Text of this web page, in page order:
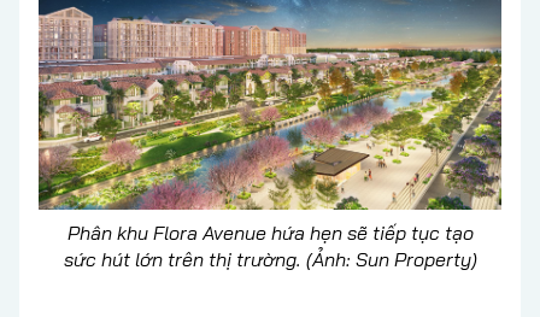
Phân khu Flora Avenue hứa hẹn sẽ tiếp tục tạo
sức hút lớn trên thị trường. (Ảnh: Sun Property)